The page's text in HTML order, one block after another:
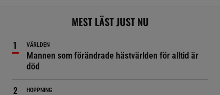
MEST LÄST JUST NU
VÄRLDEN
Mannen som förändrade hästvärlden för alltid är
död
HOPPNING